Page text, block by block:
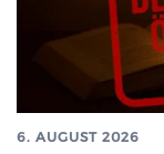
6. AUGUST 2026